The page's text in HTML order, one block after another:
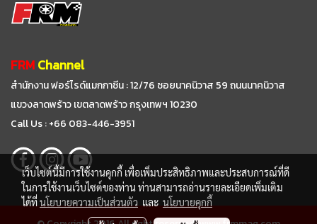
FRMChannel
สำนักงาน ฟอร์ไรด์แมกกาซีน : 12/76 ซอยนาคนิวาส 59ถนนนาคนิวาส
แขวงลาดพร้าว เขตลาดพร้าว กรุงเทพฯ 10230
Call Us : +66 083-446-3951
เว็บไซต์นี้มีการใช้งานคุกกี้ เพื่อเพิ่มประสิทธิภาพและประสบการณ์ที่ดี
ในการใช้งานเว็บไซต์ของท่าน ท่านสามารถอ่านรายละเอียดเพิ่มเติม
ได้ที่นโยบายความเป็นส่วนตัว และ นโยบายคุกกี้